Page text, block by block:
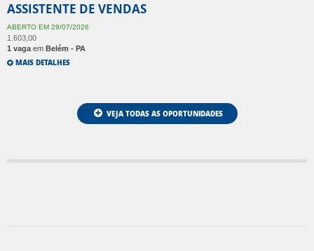
ASSISTENTE DE VENDAS
ABERTO EM 29/07/2026
1.603,00
1 vaga em Belém - PA
MAIS DETALHES
VEJA TODAS AS OPORTUNIDADES